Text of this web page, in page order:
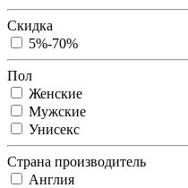
Скидка
5%-70%
Пол
Женские
Мужские
Унисекс
Страна производитель
Англия